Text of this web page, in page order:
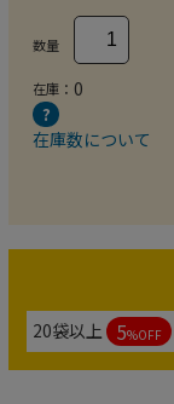
数量
在庫： 0
在庫数について
20袋以上 5%OFF